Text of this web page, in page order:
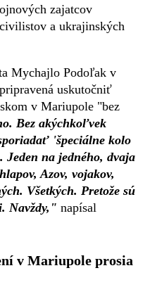
zajatcov
a ukrajinských
Mychajlo Podoľak v
uskutočniť
v Mariupole "bez
Bez akýchkoľvek
'špeciálne kolo
na jedného, dvaja
Azov, vojakov,
Všetkých. Pretože sú
Navždy," napísal
v Mariupole prosia